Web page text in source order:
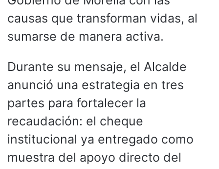
causas que transforman vidas, al
sumarse de manera activa.
Durante su mensaje, el Alcalde
anunció una estrategia en tres
partes para fortalecer la
recaudación: el cheque
institucional ya entregado como
muestra del apoyo directo del